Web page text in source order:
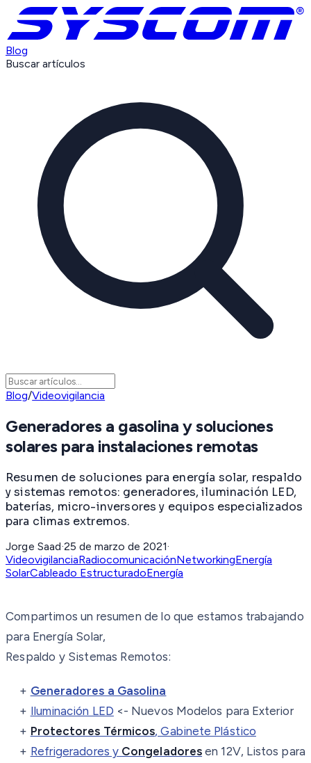
Blog
Buscar artículos
Blog/Videovigilancia
Generadores a gasolina y soluciones
solares para instalaciones remotas
Resumen de soluciones para energía solar, respaldo
y sistemas remotos: generadores, iluminación LED,
baterías, micro-inversores y equipos especializados
para climas extremos.
Jorge Saad·25 de marzo de 2021·
VideovigilanciaRadiocomunicaciónNetworkingEnergía
SolarCableado EstructuradoEnergía
Compartimos un resumen de lo que estamos trabajando
para Energía Solar,
Respaldo y Sistemas Remotos:
+ Generadores a Gasolina
+ Iluminación LED <- Nuevos Modelos para Exterior
+ Protectores Térmicos, Gabinete Plástico
+ Refrigeradores y Congeladores en 12V, Listos para